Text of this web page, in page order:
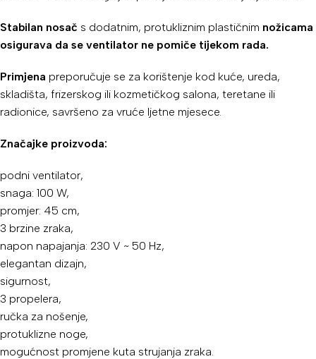
Stabilan nosač s dodatnim, protukliznim plastičnim nožicama
osigurava da se ventilator ne pomiče tijekom rada.
Primjena preporučuje se za korištenje kod kuće, ureda,
skladišta, frizerskog ili kozmetičkog salona, ​​teretane ili
radionice, savršeno za vruće ljetne mjesece.
Značajke proizvoda:
podni ventilator,
snaga: 100 W,
promjer: 45 cm,
3 brzine zraka,
napon napajanja: 230 V ~ 50 Hz,
elegantan dizajn,
sigurnost,
3 propelera,
ručka za nošenje,
protuklizne noge,
mogućnost promjene kuta strujanja zraka.